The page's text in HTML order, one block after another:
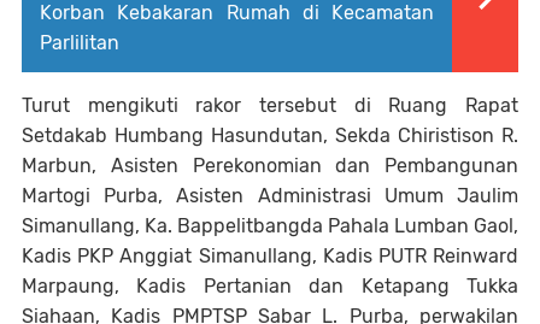
Korban Kebakaran Rumah di Kecamatan
Parlilitan
Turut mengikuti rakor tersebut di Ruang Rapat
Setdakab Humbang Hasundutan, Sekda Chiristison R.
Marbun, Asisten Perekonomian dan Pembangunan
Martogi Purba, Asisten Administrasi Umum Jaulim
Simanullang, Ka. Bappelitbangda Pahala Lumban Gaol,
Kadis PKP Anggiat Simanullang, Kadis PUTR Reinward
Marpaung, Kadis Pertanian dan Ketapang Tukka
Siahaan, Kadis PMPTSP Sabar L. Purba, perwakilan